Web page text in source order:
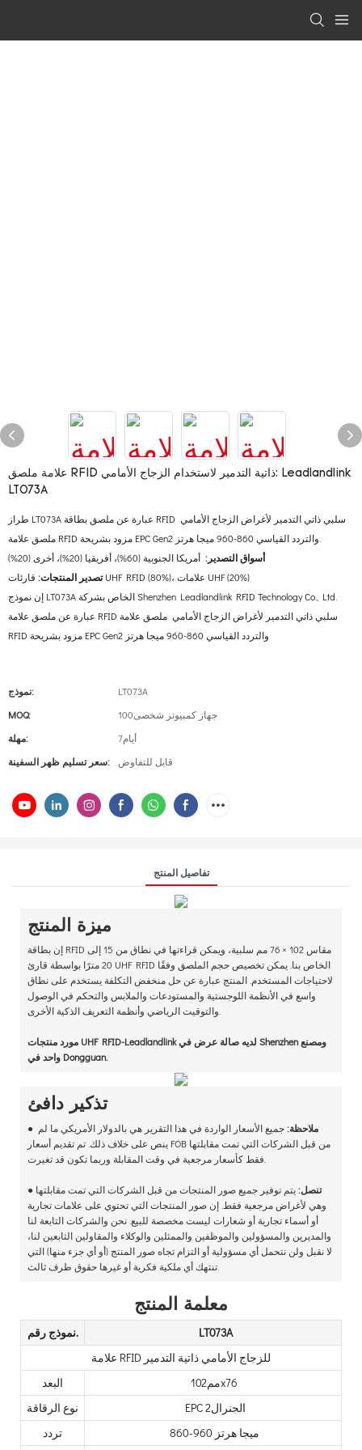
علامة ملصق RFID ذاتية التدمير لاستخدام الزجاج الأمامي: Leadlandlink
LT073A
طراز LT073A عبارة عن ملصق بطاقة RFID سلبي ذاتي التدمير لأغراض الزجاج الأمامي
أسواق التصدير: أمريكا الجنوبية (60%)، أفريقيا (20%)، أخرى (20%)
تصدير المنتجات:
قارئات UHF RFID (80%)، علامات UHF (20%)
إن نموذج LT073A الخاص بشركة Shenzhen Leadlandlink RFID Technology Co., Ltd.
عبارة عن ملصق علامة RFID سلبي ذاتي التدمير لأغراض الزجاج الأمامي ملصق علامة
نموذج:
LT073A
MOQ:
جهاز كمبيوتر شخصى100
مهلة:
أيام7
سعر تسليم ظهر السفينة:
قابل للتفاوض
تفاصيل المنتج
ميزة المنتج
إن بطاقة RFID مقاس 102 × 76 مم سلبية، ويمكن قراءتها في نطاق من 15 إلى
20 مترًا بواسطة قارئ UHF RFID الخاص بنا. يمكن تخصيص حجم الملصق وفقًا
لاحتياجات المستخدم. المنتج عبارة عن حل منخفض التكلفة يستخدم على نطاق
واسع في الأنظمة اللوجستية والمستودعات والملابس والتحكم في الوصول
والتوقيت الرياضي وأنظمة التعريف الذكية الأخرى.
مورد منتجات UHF RFID-Leadlandlink لديه صالة عرض في Shenzhen ومصنع
واحد في Dongguan.
تذكير دافئ
● ملاحظة:جميع الأسعار الواردة في هذا التقرير هي بالدولار الأمريكي ما لم
ينص على خلاف ذلك. تم تقديم أسعار FOB من قبل الشركات التي تمت مقابلتها
● تنصل:يتم توفير جميع صور المنتجات من قبل الشركات التي تمت مقابلتها
وهي لأغراض مرجعية فقط. إن صور المنتجات التي تحتوي على علامات تجارية
أو أسماء تجارية أو شعارات ليست مخصصة للبيع. نحن والشركات التابعة لنا
والمديرين والمسؤولين والموظفين والممثلين والوكلاء والمقاولين التابعين لنا،
لا نقبل ولن نتحمل أي مسؤولية أو التزام تجاه صور المنتج (أو أي جزء منها) التي
تنتهك أي ملكية فكرية أو غيرها حقوق طرف ثالث.
معلمة المنتج
نموذج رقم.
LT073A
علامة RFID للزجاج الأمامي ذاتية التدمير
البعد
مم102x76
نوع الرقاقة
EPC الجنرال2
تردد
860-960 ميجا هرتز